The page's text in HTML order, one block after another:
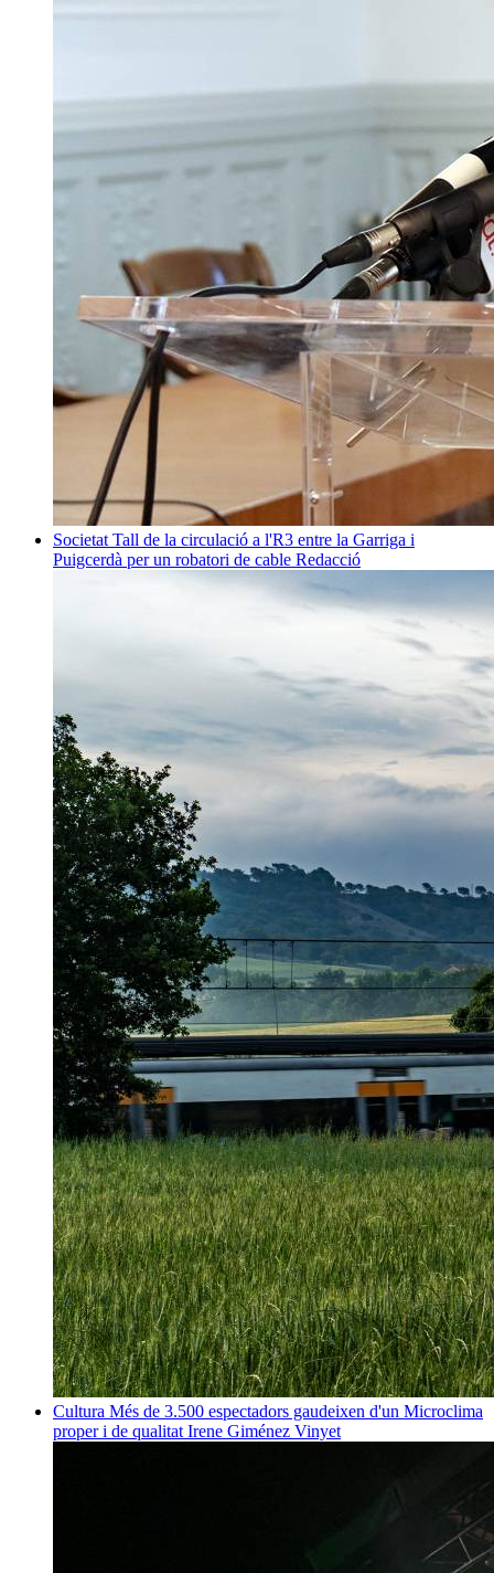
Societat Tall de la circulació a l'R3 entre la Garriga i
Puigcerdà per un robatori de cable Redacció
Cultura Més de 3.500 espectadors gaudeixen d'un Microclima
proper i de qualitat Irene Giménez Vinyet